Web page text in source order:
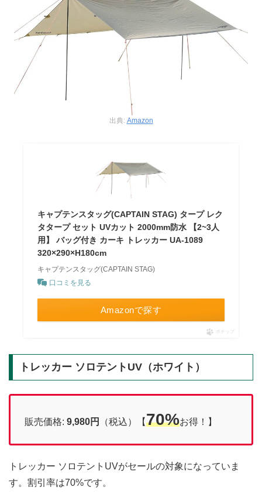
出典: Amazon
キャプテンスタッグ(CAPTAIN STAG) タープ レク
タタープ セット UVカット 2000mm防水 【2~3人
用】 バッグ付き カーキ トレッカー UA-1089
320×290×H180cm
キャプテンスタッグ(CAPTAIN STAG)
口コミを見る
Amazonで探す
ポチップ
トレッカー ソロテントUV（ホワイト）
販売価格: 9,980円 （税込）【70%お得！】
トレッカー ソロテントUVがセールの対象になっていま
す。割引率は70%です。